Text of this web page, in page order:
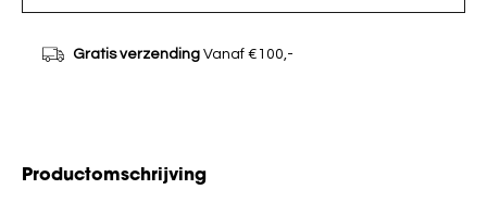
Gratis verzendingVanaf €100,-
Productomschrijving